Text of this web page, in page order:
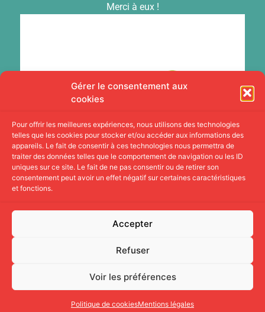
Gérer le consentement aux
cookies
Pour offrir les meilleures expériences, nous utilisons des technologies
telles que les cookies pour stocker et/ou accéder aux informations des
appareils. Le fait de consentir à ces technologies nous permettra de
traiter des données telles que le comportement de navigation ou les ID
uniques sur ce site. Le fait de ne pas consentir ou de retirer son
consentement peut avoir un effet négatif sur certaines caractéristiques
et fonctions.
Accepter
Refuser
Voir les préférences
Politique de cookiesMentions légales
Merci à eux !
Solatypic, l’agence qui brise les codes.
Copyright 2026 © CLIC35